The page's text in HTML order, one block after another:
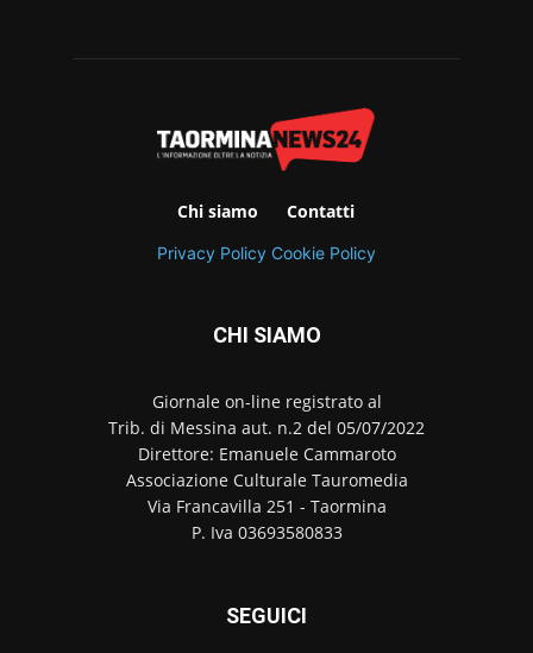
Chi siamo Contatti
Privacy Policy Cookie Policy
CHI SIAMO
Giornale on-line registrato al
Trib. di Messina aut. n.2 del 05/07/2022
Direttore: Emanuele Cammaroto
Associazione Culturale Tauromedia
Via Francavilla 251 - Taormina
P. Iva 03693580833
SEGUICI